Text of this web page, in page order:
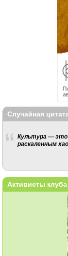
Случайная
Культура — это
раскаленным
Активисты клуба